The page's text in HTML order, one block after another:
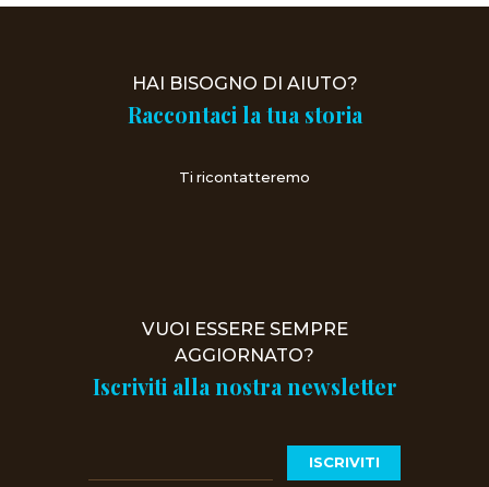
HAI BISOGNO DI AIUTO?
Raccontaci la tua storia
Ti ricontatteremo
VUOI ESSERE SEMPRE
AGGIORNATO?
Iscriviti alla nostra newsletter